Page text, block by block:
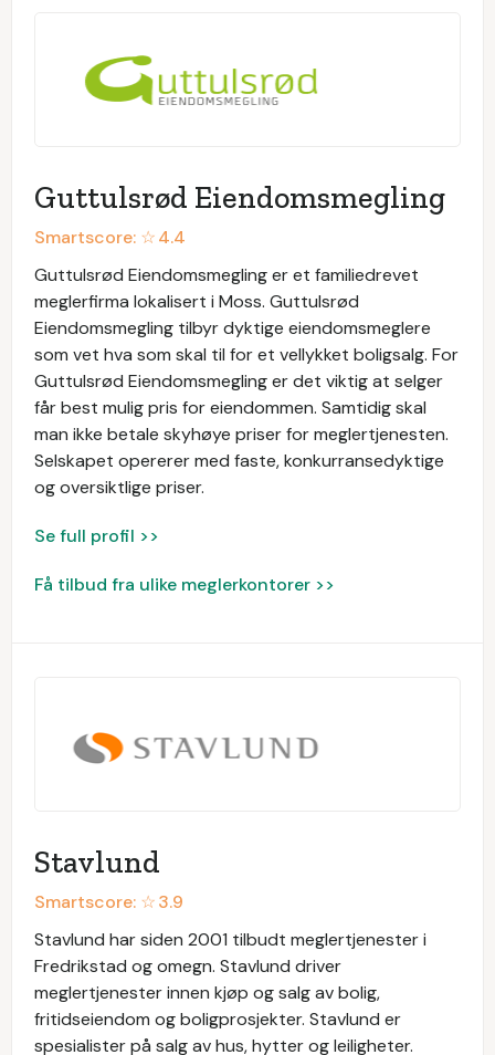
Guttulsrød Eiendomsmegling
Smartscore: ☆4.4
Guttulsrød Eiendomsmegling er et familiedrevet
meglerfirma lokalisert i Moss. Guttulsrød
Eiendomsmegling tilbyr dyktige eiendomsmeglere
som vet hva som skal til for et vellykket boligsalg. For
Guttulsrød Eiendomsmegling er det viktig at selger
får best mulig pris for eiendommen. Samtidig skal
man ikke betale skyhøye priser for meglertjenesten.
Selskapet opererer med faste, konkurransedyktige
og oversiktlige priser.
Se full profil >>
Få tilbud fra ulike meglerkontorer >>
Stavlund
Smartscore: ☆3.9
Stavlund har siden 2001 tilbudt meglertjenester i
Fredrikstad og omegn. Stavlund driver
meglertjenester innen kjøp og salg av bolig,
fritidseiendom og boligprosjekter. Stavlund er
spesialister på salg av hus, hytter og leiligheter.